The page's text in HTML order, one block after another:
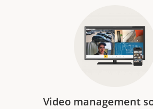
Video management